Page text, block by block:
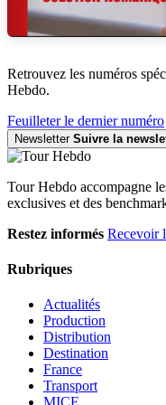
Retrouvez les numéros
Hebdo.
Feuilleter le dernier numéro
Newsletter Suivre la
Tour Hebdo accompagne
exclusives et des
Restez informés Recevoir
Rubriques
Actualités
Production
Distribution
Destination
France
Transport